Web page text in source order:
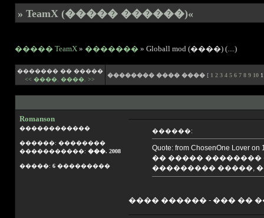
» TeamX (����� ������)«
����� TeamX» �������» Globall mod (����) (....)
������� �� �����
<< ����. ����. >>
�������� ���� ����[ 1 2 3 4 5 6 7 8 9 10
Romanson
������������
������: ��������
�����������: ���. 2008
�����: 6���������
������:
Quote: from ChosenOne Lover
�� ����� ��������
��������� �����,
���� ������ - ��� ��